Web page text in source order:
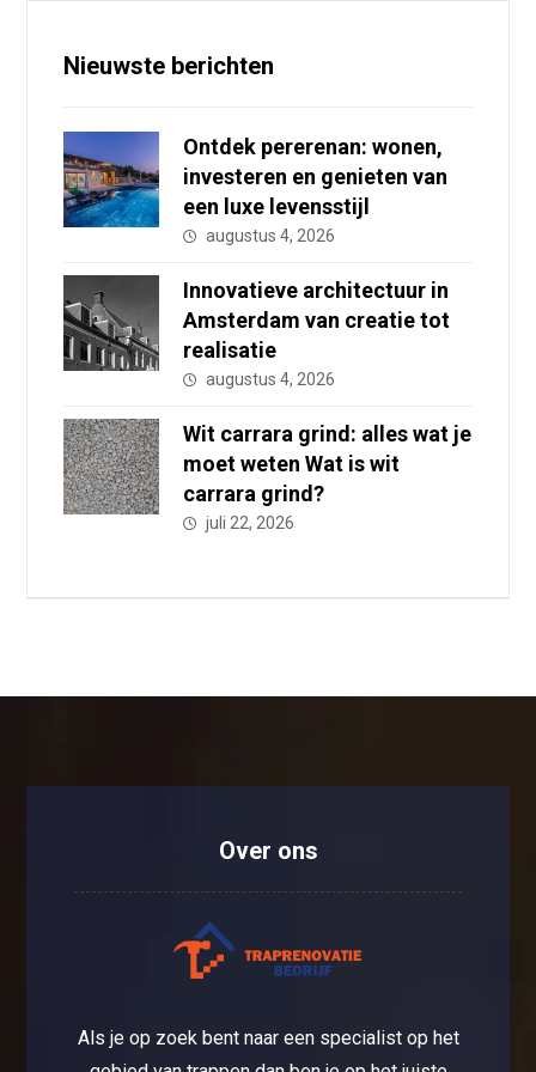
Nieuwste berichten
Ontdek pererenan: wonen,
investeren en genieten van
een luxe levensstijl
augustus 4, 2026
Innovatieve architectuur in
Amsterdam van creatie tot
realisatie
augustus 4, 2026
Wit carrara grind: alles wat je
moet weten Wat is wit
carrara grind?
juli 22, 2026
Over ons
Als je op zoek bent naar een specialist op het